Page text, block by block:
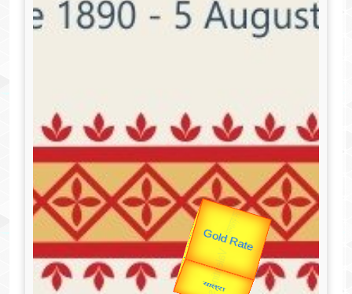
उप प्रधानमंत्री
Valentine's
उपराष्ट्रपति
यात्रा
Gold Rate unTV Special